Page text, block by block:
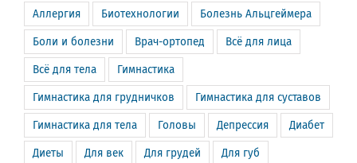
Аллергия Биотехнологии Болезнь Альцгеймера
Боли и болезни Врач-ортопед Всё для лица
Всё для тела Гимнастика
Гимнастика для грудничков Гимнастика для суставов
Гимнастика для тела Головы Депрессия Диабет
Диеты Для век Для грудей Для губ